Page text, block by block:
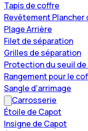
Tapis de coffre
Revêtement Plancher
Plage Arrière
Filet de séparation
Grilles de séparation
Protection du seuil
Rangement pour le
Sangle d'arrimage
Carrosserie
Étoile de Capot
Insigne de Capot